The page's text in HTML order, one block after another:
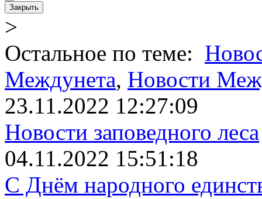
Закрыть
>
Остальное по теме:
Междунета, Новости
23.11.2022 12:27:09
Новости заповедного леса
04.11.2022 15:51:18
С Днём народного